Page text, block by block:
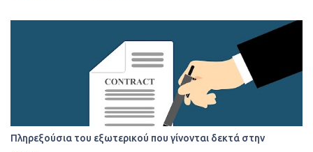
Πληρεξούσια του εξωτερικού που γίνονται δεκτά στην